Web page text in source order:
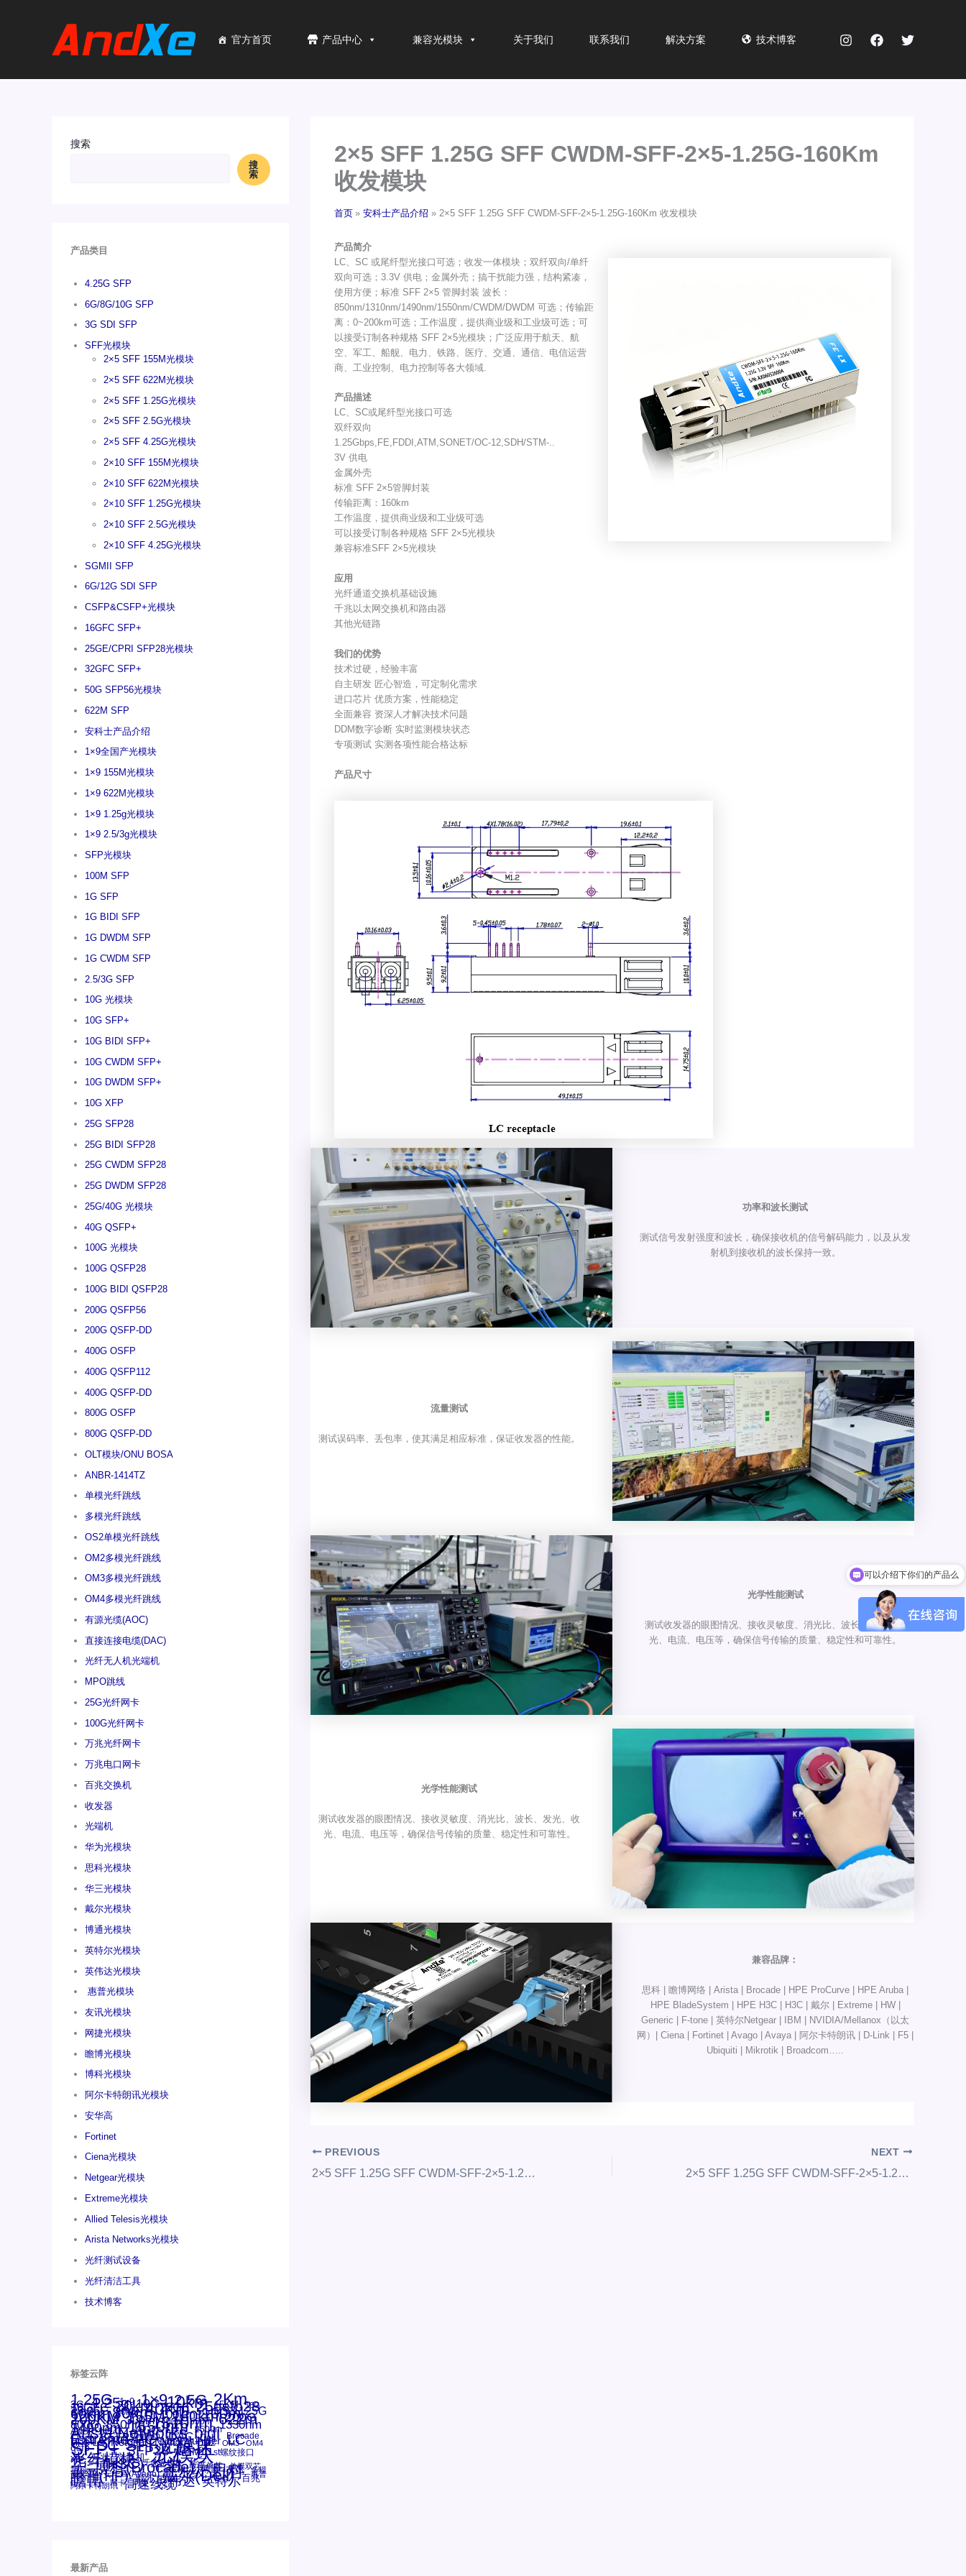
官方首页 产品中心 兼容光模块 关于我们 联系我们 解决方案 技术博客
搜索
搜
索
产品类目
4.25G SFP
6G/8G/10G SFP
3G SDI SFP
SFF光模块
2×5 SFF 155M光模块
2×5 SFF 622M光模块
2×5 SFF 1.25G光模块
2×5 SFF 2.5G光模块
2×5 SFF 4.25G光模块
2×10 SFF 155M光模块
2×10 SFF 622M光模块
2×10 SFF 1.25G光模块
2×10 SFF 2.5G光模块
2×10 SFF 4.25G光模块
SGMII SFP
6G/12G SDI SFP
CSFP&CSFP+光模块
16GFC SFP+
25GE/CPRI SFP28光模块
32GFC SFP+
50G SFP56光模块
622M SFP
安科士产品介绍
1×9全国产光模块
1×9 155M光模块
1×9 622M光模块
1×9 1.25g光模块
1×9 2.5/3g光模块
SFP光模块
100M SFP
1G SFP
1G BIDI SFP
1G DWDM SFP
1G CWDM SFP
2.5/3G SFP
10G 光模块
10G SFP+
10G BIDI SFP+
10G CWDM SFP+
10G DWDM SFP+
10G XFP
25G SFP28
25G BIDI SFP28
25G CWDM SFP28
25G DWDM SFP28
25G/40G 光模块
40G QSFP+
100G 光模块
100G QSFP28
100G BIDI QSFP28
200G QSFP56
200G QSFP-DD
400G OSFP
400G QSFP112
400G QSFP-DD
800G OSFP
800G QSFP-DD
OLT模块/ONU BOSA
ANBR-1414TZ
单模光纤跳线
多模光纤跳线
OS2单模光纤跳线
OM2多模光纤跳线
OM3多模光纤跳线
OM4多模光纤跳线
有源光缆(AOC)
直接连接电缆(DAC)
光纤无人机光端机
MPO跳线
25G光纤网卡
100G光纤网卡
万兆光纤网卡
万兆电口网卡
百兆交换机
收发器
光端机
华为光模块
思科光模块
华三光模块
戴尔光模块
博通光模块
英特尔光模块
英伟达光模块
惠普光模块
友讯光模块
网捷光模块
瞻博光模块
博科光模块
阿尔卡特朗讯光模块
安华高
Fortinet
Ciena光模块
Netgear光模块
Extreme光模块
Allied Telesis光模块
Arista Networks光模块
光纤测试设备
光纤清洁工具
技术博客
标签云阵
1.25G 1x9 1×9 2.5G 2Km
3G 4.25g 10G 10km 15KM 16G
16GFC 20km 25GE 25gsfp28
28.05G 30km 40Km 50m 53.125G
60km 80km 100km 100m
120KM 155M 160km 200G
200KM 300m 400m 550m 622m
800G 850nm 1310nm 1330nm
1490nm 1550nm 2500m
ANBR-1414TZ AOC Arista
Arista Networks bidi Brocade
Cisco CSFP光模块 DAC Dell
Extreme FC Intel Juniper LC
MPO-LC Netgear NVIDIA OM2 OM3 OM4
qsfp SC SFF光模块
SFP+ SFP28 SGMII st螺纹接口
xfp 万兆 交换机 光模块
光纤模块 千兆光模块 华三
华三(H3C) 华为 单模单芯 单模双芯
博科 博科(Brocade) 博通 友讯 多模
安华高 安华高(Avago) 工业级 思科 惠普
惠普(HP) 戴尔 戴尔(Dell) 百兆
瞻博 网卡 网捷 英伟达 英特尔
阿尔卡特朗讯 高速线缆
最新产品
2×5 SFF 1.25G SFF CWDM-SFF-2×5-1.25G-160Km
收发模块
首页 安科士产品介绍 2×5 SFF 1.25G SFF CWDM-SFF-2×5-1.25G-160Km 收发模块
产品简介
LC、SC 或尾纤型光接口可选；收发一体模块；双纤双向/单纤
双向可选；3.3V 供电；金属外壳；搞干扰能力强，结构紧凑，
使用方便；标准 SFF 2×5 管脚封装 波长：
850nm/1310nm/1490nm/1550nm/CWDM/DWDM 可选；传输距
离：0~200km可选；工作温度，提供商业级和工业级可选；可
以接受订制各种规格 SFF 2×5光模块；广泛应用于航天、航
空、军工、船舰、电力、铁路、医疗、交通、通信、电信运营
商、工业控制、电力控制等各大领域.
产品描述
LC、SC或尾纤型光接口可选
双纤双向
1.25Gbps,FE,FDDI,ATM,SONET/OC-12,SDH/STM-..
3V 供电
金属外壳
标准 SFF 2×5管脚封装
传输距离：160km
工作温度，提供商业级和工业级可选
可以接受订制各种规格 SFF 2×5光模块
兼容标准SFF 2×5光模块
应用
光纤通道交换机基础设施
千兆以太网交换机和路由器
其他光链路
我们的优势
技术过硬，经验丰富
自主研发 匠心智造，可定制化需求
进口芯片 优质方案，性能稳定
全面兼容 资深人才解决技术问题
DDM数字诊断 实时监测模块状态
专项测试 实测各项性能合格达标
产品尺寸
功率和波长测试
测试信号发射强度和波长，确保接收机的信号解码能力，以及从发
射机到接收机的波长保持一致。
流量测试
测试误码率、丢包率，使其满足相应标准，保证收发器的性能。
光学性能测试
测试收发器的眼图情况、接收灵敏度、消光比、波长、发光、收
光、电流、电压等，确保信号传输的质量、稳定性和可靠性。
光学性能测试
测试收发器的眼图情况、接收灵敏度、消光比、波长、发光、收
光、电流、电压等，确保信号传输的质量、稳定性和可靠性。
兼容品牌：
思科 | 瞻博网络 | Arista | Brocade | HPE ProCurve | HPE Aruba |
HPE BladeSystem | HPE H3C | H3C | 戴尔 | Extreme | HW |
Generic | F-tone | 英特尔Netgear | IBM | NVIDIA/Mellanox（以太
网）| Ciena | Fortinet | Avago | Avaya | 阿尔卡特朗讯 | D-Link | F5 |
Ubiquiti | Mikrotik | Broadcom…..
PREVIOUS
2×5 SFF 1.25G SFF CWDM-SFF-2×5-1.25G-120Km 收发模块
NEXT
2×5 SFF 1.25G SFF CWDM-SFF-2×5-1.25G-200Km 收发模块
可以介绍下你们的产品么